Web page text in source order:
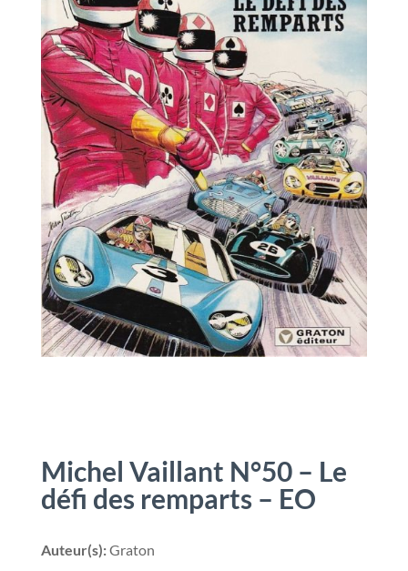
Michel Vaillant N°50 – Le
défi des remparts – EO
Auteur(s):Graton